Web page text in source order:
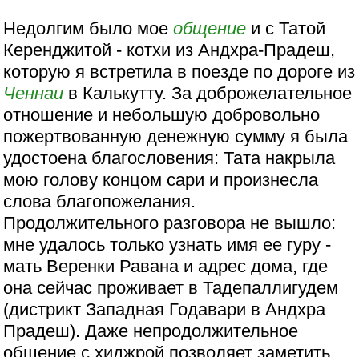
Недолгим было моеобщение и с Татой
Керенджитой - котхи из Андхра-Прадеш,
которую я встретила в поезде по дороге из
Ченнаи в Калькутту. За доброжелательное
отношение и небольшую добровольно
пожертвованную денежную сумму я была
удостоена благословения: Тата накрыла
мою голову концом сари и произнесла
слова благопожелания.
Продолжительного разговора не вышло:
мне удалось только узнать имя ее гуру -
мать Веренки Равана и адрес дома, где
она сейчас проживает в Тадепаллигудем
(дистрикт Западная Годавари в Андхра
Прадеш). Даже непродолжительное
общение с хиджрой позволяет заметить,